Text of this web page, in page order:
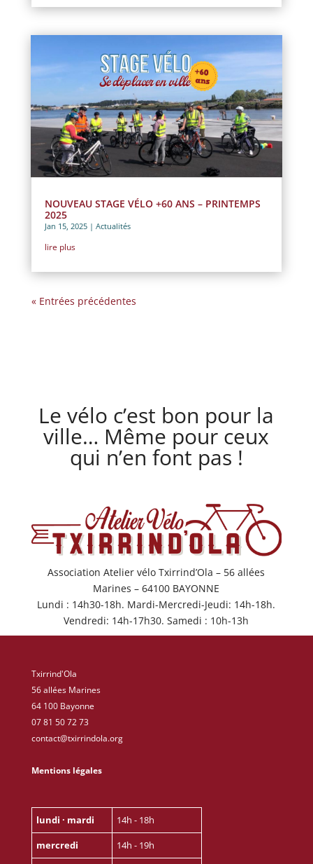
NOUVEAU STAGE VÉLO +60 ANS – PRINTEMPS
2025
Jan 15, 2025| Actualités
lire plus
« Entrées précédentes
Le vélo c’est bon pour la
ville… Même pour ceux
qui n’en font pas !
Association Atelier vélo Txirrind’Ola – 56 allées
Marines – 64100 BAYONNE
Lundi : 14h30-18h. Mardi-Mercredi-Jeudi: 14h-18h.
Vendredi: 14h-17h30. Samedi : 10h-13h
Txirrind'Ola
56 allées Marines
64 100 Bayonne
07 81 50 72 73
contact@txirrindola.org
Mentions légales
lundi · mardi
14h - 18h
mercredi
14h - 19h